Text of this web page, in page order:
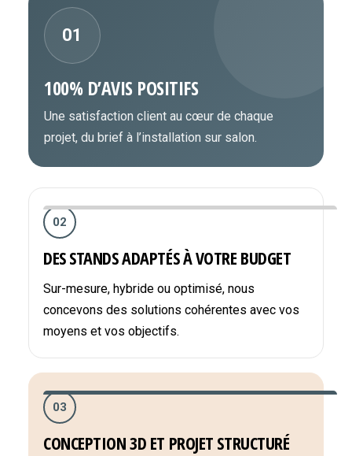
01
100% D’AVIS POSITIFS
Une satisfaction client au cœur de chaque
projet, du brief à l’installation sur salon.
02
DES STANDS ADAPTÉS À VOTRE BUDGET
Sur-mesure, hybride ou optimisé, nous
concevons des solutions cohérentes avec vos
moyens et vos objectifs.
03
CONCEPTION 3D ET PROJET STRUCTURÉ